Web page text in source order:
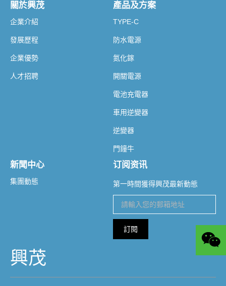
關於興茂
企業介紹
發展歷程
企業優勢
人才招聘
產品及方案
TYPE-C
防水電源
氮化鎵
開關電源
電池充電器
車用逆變器
逆變器
門鐘牛
新聞中心
集團動態
订阅资讯
第一時間獲得興茂最新動態
訂閱
興茂